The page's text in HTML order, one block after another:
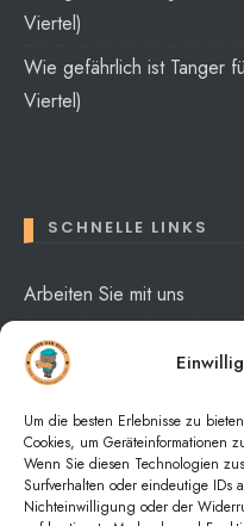
Um die besten Erlebnisse zu
Cookies, um Geräteinformationen
Wenn Sie diesen Technologien
Surfverhalten oder eindeutige IDs
Nichteinwilligung oder der
Viertel)
Wie gefährlich ist Tanger
Viertel)
SCHNELLE LINKS
Arbeiten Sie mit uns
Über mich
Datenschutzerklärung